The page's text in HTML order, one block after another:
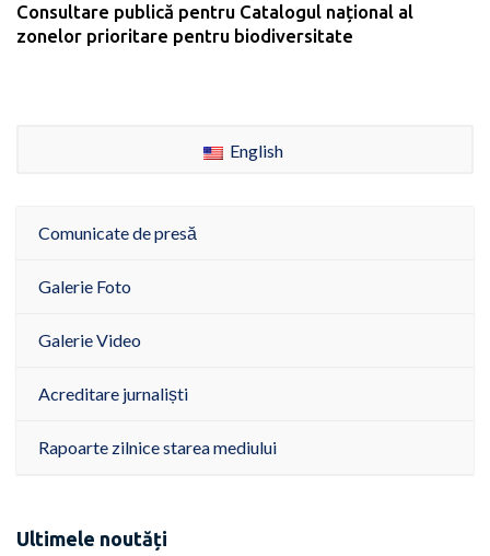
Consultare publică pentru Catalogul național al
zonelor prioritare pentru biodiversitate
English
Comunicate de presă
Galerie Foto
Galerie Video
Acreditare jurnaliști
Rapoarte zilnice starea mediului
Ultimele noutăți